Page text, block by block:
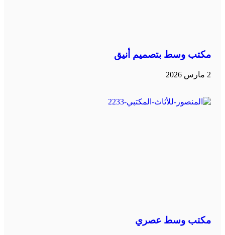
مكتب وسط بتصميم أنيق
2 مارس 2026
مكتب وسط عصري